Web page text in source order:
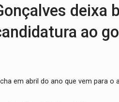
deixa
ao
em abril do ano que vem para o